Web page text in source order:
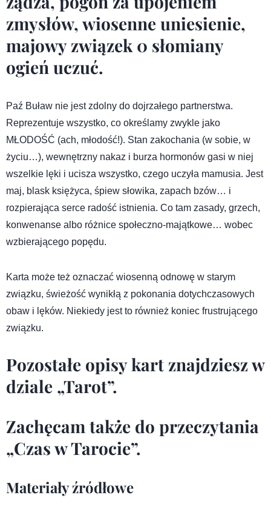
zmysłów, wiosenne uniesienie,
majowy związek 0 słomiany
ogień uczuć.
Paź Buław nie jest zdolny do dojrzałego partnerstwa.
Reprezentuje wszystko, co określamy zwykle jako
MŁODOŚĆ (ach, młodość!). Stan zakochania (w sobie, w
życiu…), wewnętrzny nakaz i burza hormonów gasi w niej
wszelkie lęki i ucisza wszystko, czego uczyła mamusia. Jest
maj, blask księżyca, śpiew słowika, zapach bzów… i
rozpierająca serce radość istnienia. Co tam zasady, grzech,
konwenanse albo różnice społeczno-majątkowe… wobec
wzbierającego popędu.
Karta może też oznaczać wiosenną odnowę w starym
związku, świeżość wynikłą z pokonania dotychczasowych
obaw i lęków. Niekiedy jest to również koniec frustrującego
związku.
Pozostałe opisy kart znajdziesz w
dziale „Tarot”.
Zachęcam także do przeczytania
„Czas w Tarocie”.
Materiały źródłowe